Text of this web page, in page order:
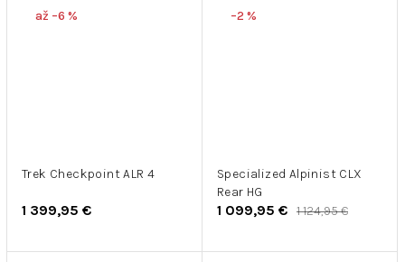
až –6 %
Trek Checkpoint ALR 4
1 399,95 €
–2 %
Specialized Alpinist CLX
Rear HG
1 099,95 € 1 124,95 €